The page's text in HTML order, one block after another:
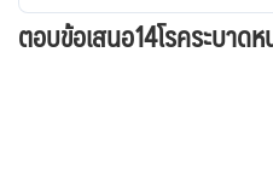
Search
ตอบข้อเสนอ14โรคระบาด